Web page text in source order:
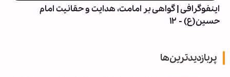
اینفوگرافی | گواهی بر امامت، هدایت و حقانیت امام
حسین(ع) - ۱۲
پربازدیدترین‌ها